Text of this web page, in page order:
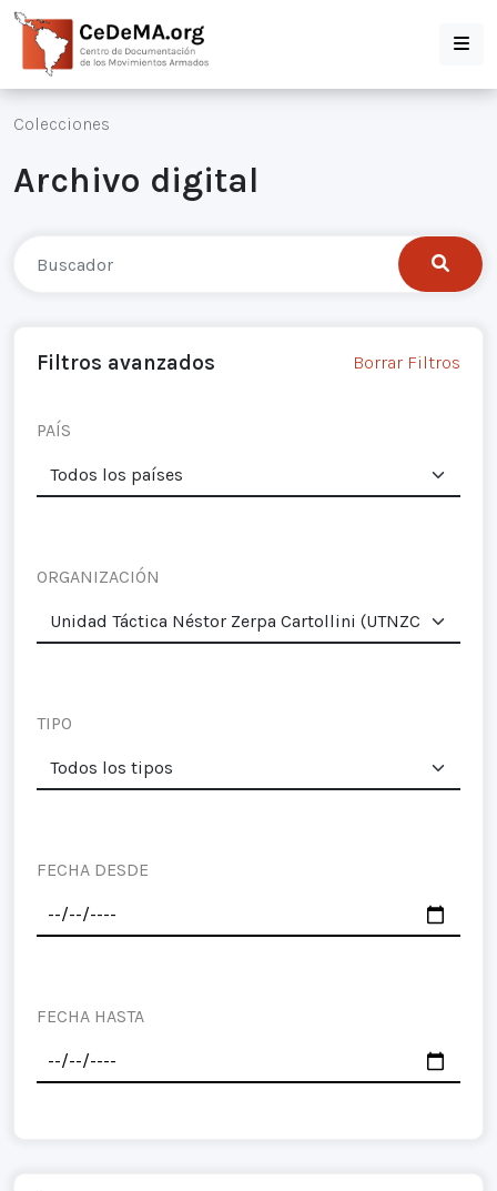
Colecciones
Archivo digital
Filtros avanzados Borrar Filtros
PAÍS
ORGANIZACIÓN
TIPO
FECHA DESDE
FECHA HASTA